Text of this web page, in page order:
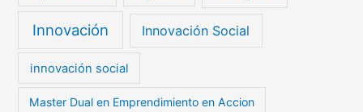
Innovación Innovación Social
innovación social
Master Dual en Emprendimiento en Accion